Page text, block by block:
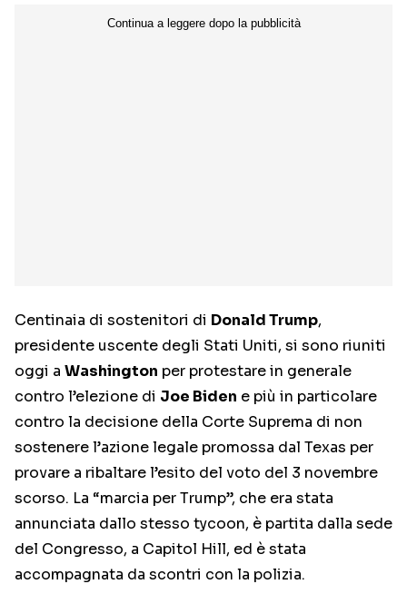
Centinaia di sostenitori di Donald Trump,
presidente uscente degli Stati Uniti, si sono riuniti
oggi a Washington per protestare in generale
contro l’elezione di Joe Biden e più in particolare
contro la decisione della Corte Suprema di non
sostenere l’azione legale promossa dal Texas per
provare a ribaltare l’esito del voto del 3 novembre
scorso. La “marcia per Trump”, che era stata
annunciata dallo stesso tycoon, è partita dalla sede
del Congresso, a Capitol Hill, ed è stata
accompagnata da scontri con la polizia.